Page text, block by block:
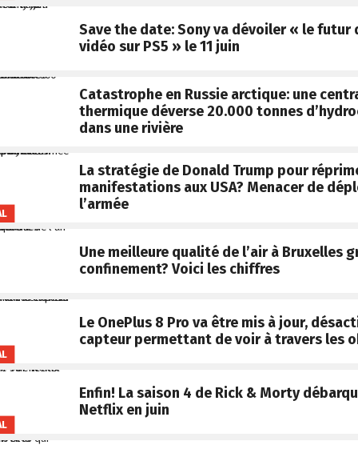
Save the date: Sony va dévoiler « le futur
vidéo sur PS5 » le 11 juin
Catastrophe en Russie arctique: une
thermique déverse 20.000 tonnes
dans une rivière
La stratégie de Donald Trump pour
manifestations aux USA? Menacer de
l’armée
Une meilleure qualité de l’air à Bruxelles
confinement? Voici les chiffres
Le OnePlus 8 Pro va être mis à jour,
capteur permettant de voir à travers les
Enfin! La saison 4 de Rick & Morty
Netflix en juin